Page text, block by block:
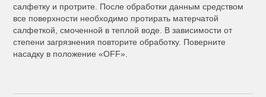
салфетку и протрите. После обработки данным средством
все поверхности необходимо протирать матерчатой
салфеткой, смоченной в теплой воде. В зависимости от
степени загрязнения повторите обработку. Поверните
насадку в положение «OFF».